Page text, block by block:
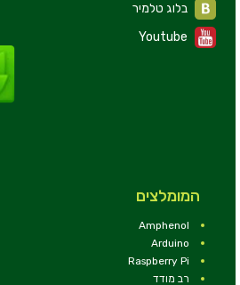
Youtube
המומלצים
Amphenol
Arduino
Raspberry Pi
רב מודד